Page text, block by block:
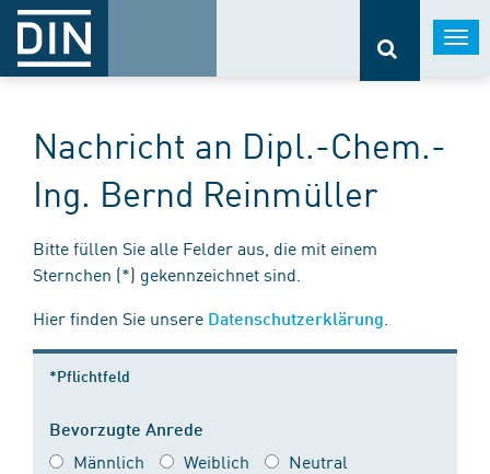
Nachricht an Dipl.-Chem.-
Ing. Bernd Reinmüller
Bitte füllen Sie alle Felder aus, die mit einem
Sternchen (*) gekennzeichnet sind.
Hier finden Sie unsere Datenschutzerklärung
*Pflichtfeld
Bevorzugte Anrede
Männlich Weiblich Neutral